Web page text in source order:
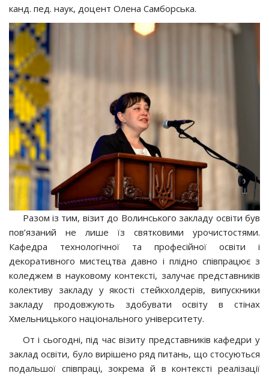
канд. пед. наук, доцент Олена Самборська.
Разом із тим, візит до Волинського закладу освіти був
пов’язаний не лише їз святковими урочистостями.
Кафедра технологічної та професійної освіти і
декоративного мистецтва давно і плідно співпрацює з
коледжем в науковому контексті, залучає представників
колективу закладу у якості стейкхолдерів, випускники
закладу продовжують здобувати освіту в стінах
Хмельницького національного університету.
От і сьогодні, під час візиту представників кафедри у
заклад освіти, було вирішено ряд питань, що стосуються
подальшої співпраці, зокрема й в контексті реалізації